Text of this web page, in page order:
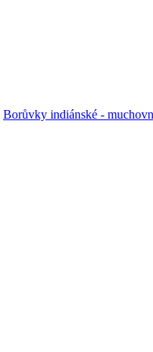
Borůvky indiánské -